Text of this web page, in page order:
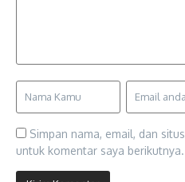
Simpan nama, email, dan
untuk komentar saya berikutnya.